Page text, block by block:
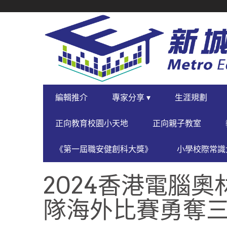
NAVIGATION
PRIMARY
NAVIGATION
編輯推介 專家分享 ▾ 生涯規劃
正向教育校園小天地 正向親子教室
《第一屆職安健創科大獎》 小學校際常
2024香港電腦奧
隊海外比賽勇奪